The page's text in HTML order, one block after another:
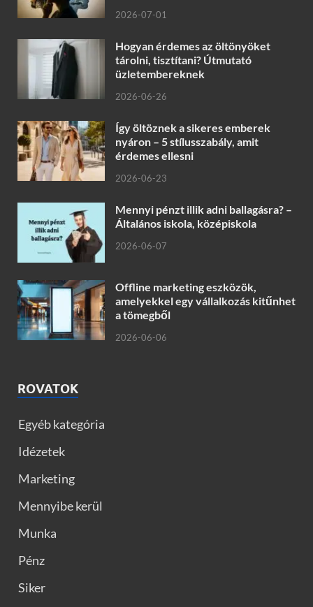
2026-07-01
Hogyan érdemes az öltönyöket
tárolni, tisztítani? Útmutató
üzletembereknek
2026-06-26
Így öltöznek a sikeres emberek
nyáron – 5 stílusszabály, amit
érdemes ellesni
2026-06-23
Mennyi pénzt illik adni ballagásra? –
Általános iskola, középiskola
2026-06-07
Offline marketing eszközök,
amelyekkel egy vállalkozás kitűnhet
a tömegből
2026-06-06
ROVATOK
Egyéb kategória
Idézetek
Marketing
Mennyibe kerül
Munka
Pénz
Siker